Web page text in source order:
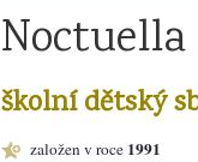
Noctuella
školní dětský
založen v roce 1991